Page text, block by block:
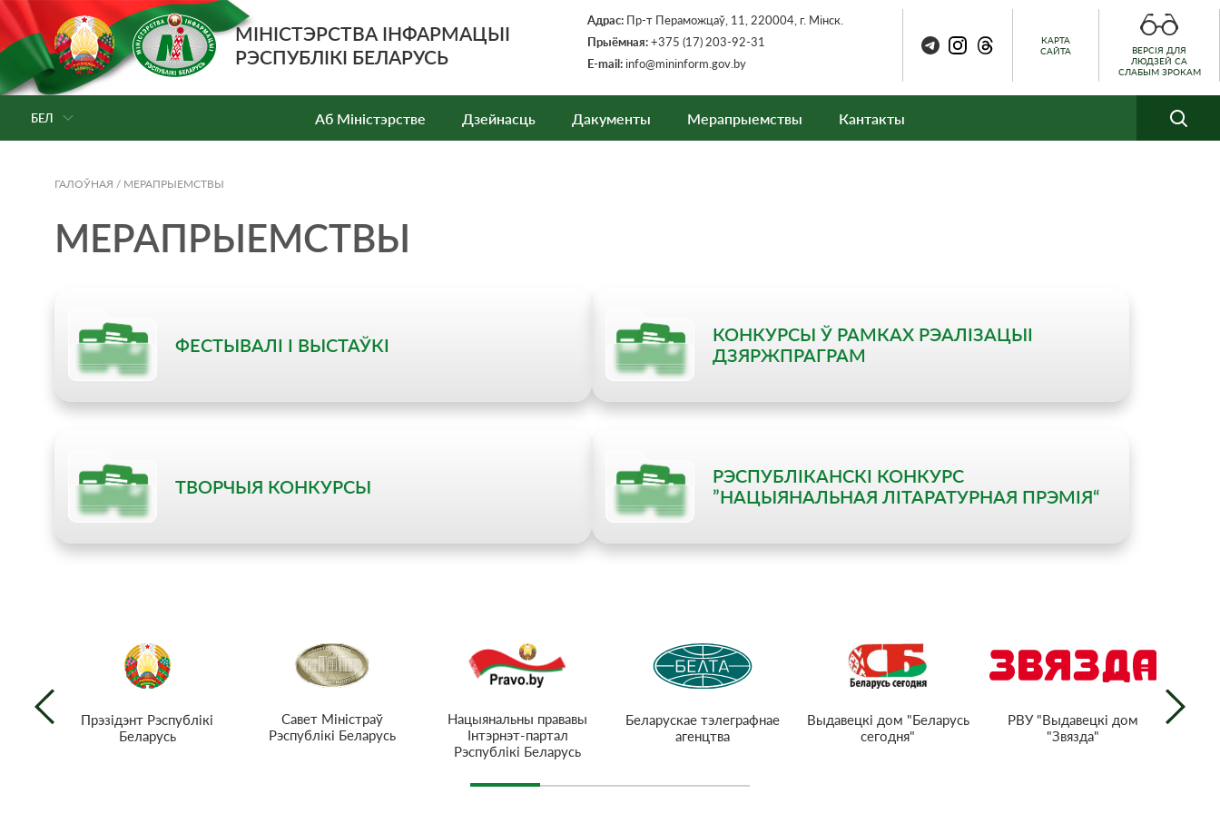
МІНІСТЭРСТВА ІНФАРМАЦЫІ
РЭСПУБЛІКІ БЕЛАРУСЬ
Адрас: Пр-т Пераможцаў, 11, 220004, г. Мінск.
Прыёмная:+375 (17) 203-92-31
E-mail:info@mininform.gov.by
КАРТА
САЙТА
ВЕРСІЯ ДЛЯ
ЛЮДЗЕЙ СА
СЛАБЫМ ЗРОКАМ
БЕЛ Аб Мiнiстэрстве Дзейнасць Дакументы Мерапрыемствы Кантакты
ГАЛОЎНАЯ / МЕРАПРЫЕМСТВЫ
МЕРАПРЫЕМСТВЫ
ФЕСТЫВАЛІ І ВЫСТАЎКІ
ТВОРЧЫЯ КОНКУРСЫ
КОНКУРСЫ Ў РАМКАХ РЭАЛІЗАЦЫІ
ДЗЯРЖПРАГРАМ
РЭСПУБЛІКАНСКІ КОНКУРС
”НАЦЫЯНАЛЬНАЯ ЛІТАРАТУРНАЯ ПРЭМІЯ“
Прэзiдэнт Рэспублiкi
Беларусь
Савет Міністраў
Рэспублікі Беларусь
Нацыянальны прававы
Інтэрнэт-партал
Рэспублікі Беларусь
Беларускае тэлеграфнае
агенцтва
Выдавецкі дом "Беларусь
сегодня"
РВУ "Выдавецкі дом
"Звязда"